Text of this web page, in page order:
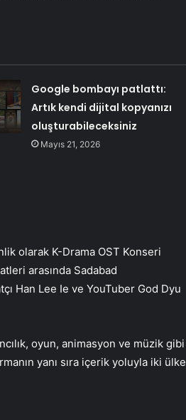
Google bombayı patlattı:
Artık kendi dijital kopyanızı
oluşturabileceksiniz
Mayıs 21, 2026
olarak K-Drama OST Konseri
arasında Sadabad
Han Lee Ie ve YouTuber God Dyu
oyun, animasyon ve müzik gibi
yanı sıra içerik yoluyla iki ülke